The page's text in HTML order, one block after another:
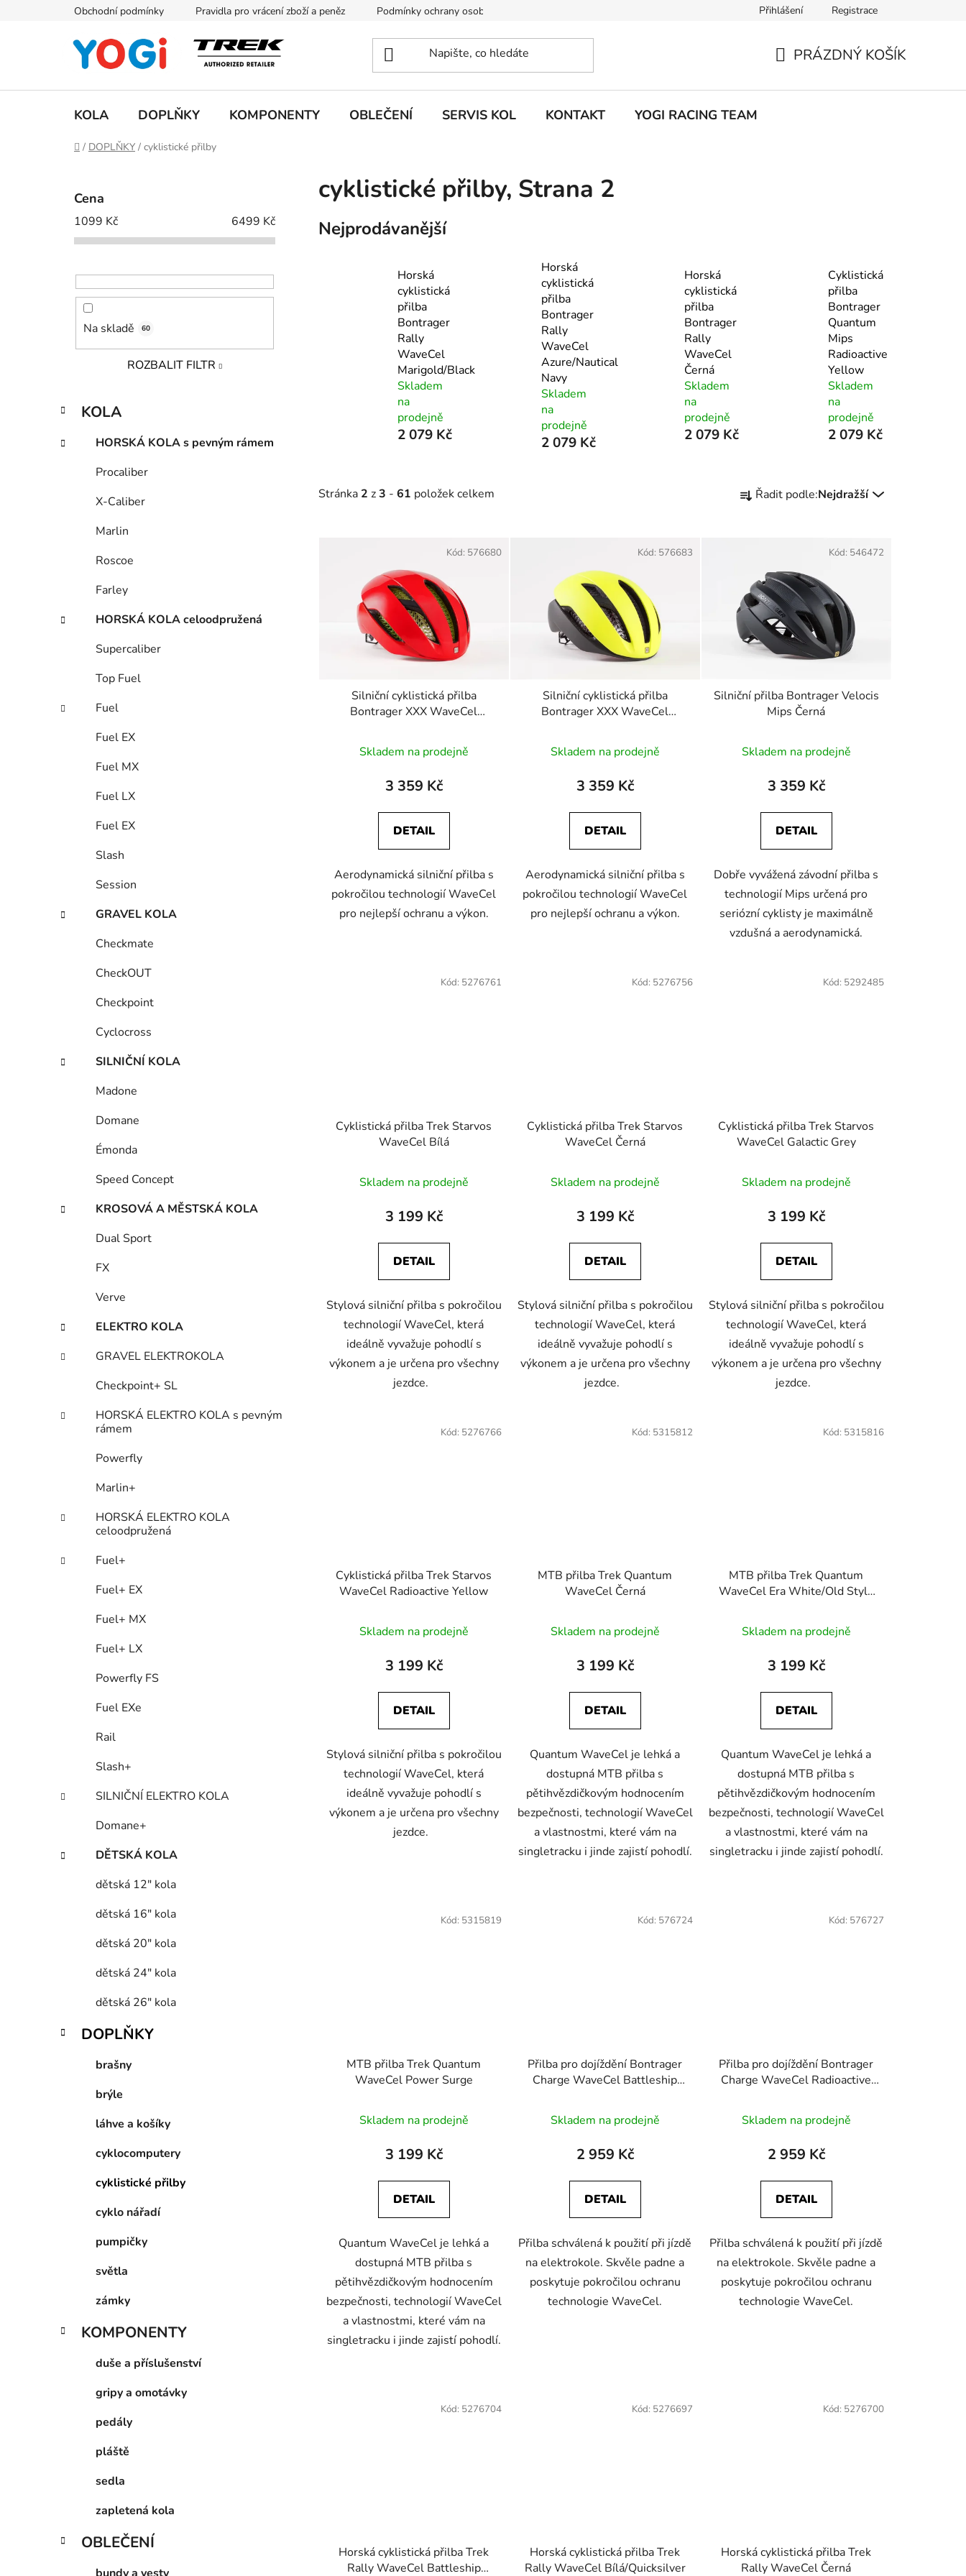
Obchodní podmínky Pravidla pro vrácení zboží a peněz Podmínky ochrany osobních údajů Přihlášení Registrace
PRÁZDNÝ KOŠÍK
KOLA DOPLŇKY KOMPONENTY OBLEČENÍ SERVIS KOL KONTAKT YOGI RACING TEAM
Domů
/ DOPLŇKY / cyklistické přilby
l
Cena
1099 Kč 6499 Kč
Na skladě 60
ROZBALIT FILTR
Přeskočit
kategorie
K
a
e
KOLA
HORSKÁ KOLA s pevným rámem
Procaliber
X-Caliber
Marlin
Roscoe
Farley
HORSKÁ KOLA celoodpružená
Supercaliber
Top Fuel
Fuel
Fuel EX
Fuel MX
Fuel LX
Fuel EX
Slash
Session
GRAVEL KOLA
Checkmate
CheckOUT
Checkpoint
Cyclocross
SILNIČNÍ KOLA
Madone
Domane
Émonda
Speed Concept
KROSOVÁ A MĚSTSKÁ KOLA
Dual Sport
FX
Verve
ELEKTRO KOLA
GRAVEL ELEKTROKOLA
Checkpoint+ SL
HORSKÁ ELEKTRO KOLA s pevným
rámem
Powerfly
Marlin+
HORSKÁ ELEKTRO KOLA
celoodpružená
Fuel+
Fuel+ EX
Fuel+ MX
Fuel+ LX
Powerfly FS
Fuel EXe
Rail
Slash+
SILNIČNÍ ELEKTRO KOLA
Domane+
DĚTSKÁ KOLA
dětská 12" kola
dětská 16" kola
dětská 20" kola
dětská 24" kola
dětská 26" kola
DOPLŇKY
brašny
brýle
láhve a košíky
cyklocomputery
cyklistické přilby
cyklo nářadí
pumpičky
světla
zámky
KOMPONENTY
duše a příslušenství
gripy a omotávky
pedály
pláště
sedla
zapletená kola
OBLEČENÍ
cyklistické přilby, Strana 2
Nejprodávanější
Horská
cyklistická
přilba
Bontrager
Rally
WaveCel
Marigold/Black
Skladem
na
prodejně
2 079 Kč
Horská
cyklistická
přilba
Bontrager
Rally
WaveCel
Azure/Nautical
Navy
Skladem
na
prodejně
2 079 Kč
Horská
cyklistická
přilba
Bontrager
Rally
WaveCel
Černá
Skladem
na
prodejně
2 079 Kč
Cyklistická
přilba
Bontrager
Quantum
Mips
Radioactive
Yellow
Skladem
na
prodejně
2 079 Kč
Stránka 2 z3 - 61 položek celkem
a
p
r
o
d
k
t
Řadit podle:Nejdražší
Silniční cyklistická přilba
Bontrager XXX WaveCel
Skladem na prodejně
3 359 Kč
DETAIL
Aerodynamická silniční přilba s
pokročilou technologií WaveCel
pro nejlepší ochranu a výkon.
Kód: 576680
Silniční cyklistická přilba
Bontrager XXX WaveCel
Skladem na prodejně
3 359 Kč
DETAIL
Aerodynamická silniční přilba s
pokročilou technologií WaveCel
pro nejlepší ochranu a výkon.
Kód: 576683
Silniční přilba Bontrager Velocis
Mips Černá
Skladem na prodejně
3 359 Kč
DETAIL
Dobře vyvážená závodní přilba s
technologií Mips určená pro
seriózní cyklisty je maximálně
vzdušná a aerodynamická.
Kód: 546472
Cyklistická přilba Trek Starvos
WaveCel Bílá
Skladem na prodejně
3 199 Kč
DETAIL
Stylová silniční přilba s pokročilou
technologií WaveCel, která
ideálně vyvažuje pohodlí s
výkonem a je určena pro všechny
jezdce.
Kód: 5276761
Cyklistická přilba Trek Starvos
WaveCel Černá
Skladem na prodejně
3 199 Kč
DETAIL
Stylová silniční přilba s pokročilou
technologií WaveCel, která
ideálně vyvažuje pohodlí s
výkonem a je určena pro všechny
jezdce.
Kód: 5276756
Cyklistická přilba Trek Starvos
WaveCel Galactic Grey
Skladem na prodejně
3 199 Kč
DETAIL
Stylová silniční přilba s pokročilou
technologií WaveCel, která
ideálně vyvažuje pohodlí s
výkonem a je určena pro všechny
jezdce.
Kód: 5292485
Cyklistická přilba Trek Starvos
WaveCel Radioactive Yellow
Skladem na prodejně
3 199 Kč
DETAIL
Stylová silniční přilba s pokročilou
technologií WaveCel, která
ideálně vyvažuje pohodlí s
výkonem a je určena pro všechny
jezdce.
Kód: 5276766
MTB přilba Trek Quantum
WaveCel Černá
Skladem na prodejně
3 199 Kč
DETAIL
Quantum WaveCel je lehká a
dostupná MTB přilba s
pětihvězdičkovým hodnocením
bezpečnosti, technologií WaveCel
a vlastnostmi, které vám na
singletracku i jinde zajistí pohodlí.
Kód: 5315812
MTB přilba Trek Quantum
WaveCel Era White/Old Style
Skladem na prodejně
3 199 Kč
DETAIL
Quantum WaveCel je lehká a
dostupná MTB přilba s
pětihvězdičkovým hodnocením
bezpečnosti, technologií WaveCel
a vlastnostmi, které vám na
singletracku i jinde zajistí pohodlí.
Kód: 5315816
MTB přilba Trek Quantum
WaveCel Power Surge
Skladem na prodejně
3 199 Kč
DETAIL
Quantum WaveCel je lehká a
dostupná MTB přilba s
pětihvězdičkovým hodnocením
bezpečnosti, technologií WaveCel
a vlastnostmi, které vám na
singletracku i jinde zajistí pohodlí.
Kód: 5315819
Přilba pro dojíždění Bontrager
Charge WaveCel Battleship
Skladem na prodejně
2 959 Kč
DETAIL
Přilba schválená k použití při jízdě
na elektrokole. Skvěle padne a
poskytuje pokročilou ochranu
technologie WaveCel.
Kód: 576724
Přilba pro dojíždění Bontrager
Charge WaveCel Radioactive
Skladem na prodejně
2 959 Kč
DETAIL
Přilba schválená k použití při jízdě
na elektrokole. Skvěle padne a
poskytuje pokročilou ochranu
technologie WaveCel.
Kód: 576727
Horská cyklistická přilba Trek
Rally WaveCel Battleship
Kód: 5276704
Horská cyklistická přilba Trek
Rally WaveCel Bílá/Quicksilver
Kód: 5276697
Horská cyklistická přilba Trek
Rally WaveCel Černá
Kód: 5276700